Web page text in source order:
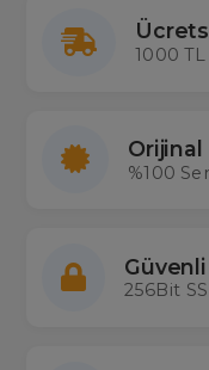
1000
%100
Güvenli
256Bit